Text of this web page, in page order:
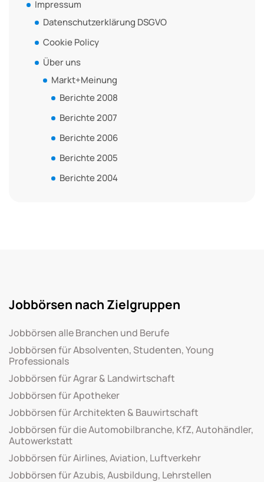
Impressum
Datenschutzerklärung DSGVO
Cookie Policy
Über uns
Markt+Meinung
Berichte 2008
Berichte 2007
Berichte 2006
Berichte 2005
Berichte 2004
Jobbörsen nach Zielgruppen
Jobbörsen alle Branchen und Berufe
Jobbörsen für Absolventen, Studenten, Young
Professionals
Jobbörsen für Agrar & Landwirtschaft
Jobbörsen für Apotheker
Jobbörsen für Architekten & Bauwirtschaft
Jobbörsen für die Automobilbranche, KfZ, Autohändler,
Autowerkstatt
Jobbörsen für Airlines, Aviation, Luftverkehr
Jobbörsen für Azubis, Ausbildung, Lehrstellen